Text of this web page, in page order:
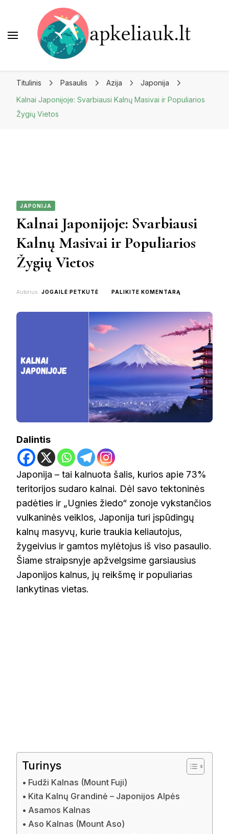
Titulinis Pasaulis Azija
Japonija
Kalnai Japonijoje: Svarbiausi Kalnų Masivai ir Populiarios
Žygių Vietos
JAPONIJA
Kalnai Japonijoje: Svarbiausi
Kalnų Masivai ir Populiarios
Žygių Vietos
Autorius JOGAILĖ PETKUTĖ PALIKITE KOMENTARĄ
SVARBIAUSI
KALNŲ
MASIVAI
POPULIARIOS
ŽYGIŲ
VIETOS
Dalintis
Japonija – tai kalnuota šalis, kurios apie 73%
teritorijos sudaro kalnai. Dėl savo tektoninės
padėties ir „Ugnies žiedo“ zonoje vykstančios
vulkaninės veiklos, Japonija turi įspūdingų
kalnų masyvų, kurie traukia keliautojus,
žygeivius ir gamtos mylėtojus iš viso pasaulio.
Šiame straipsnyje apžvelgsime garsiausius
Japonijos kalnus, jų reikšmę ir populiarias
lankytinas vietas.
Turinys
Fudži Kalnas (Mount Fuji)
Kita Kalnų Grandinė – Japonijos Alpės
Asamos Kalnas
Aso Kalnas (Mount Aso)